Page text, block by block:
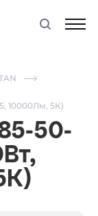
10000Лм, 5К)
50-